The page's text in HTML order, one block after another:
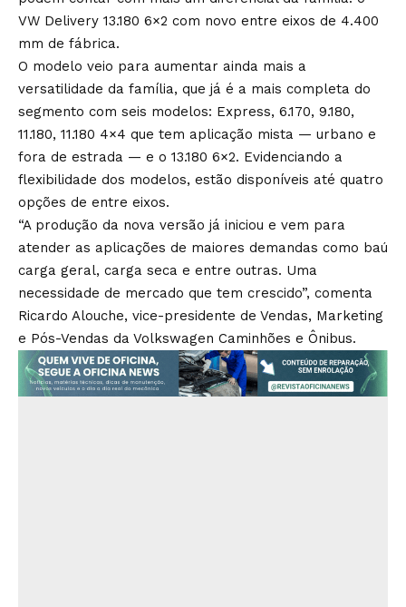
VW Delivery 13.180 6×2 com novo entre eixos de 4.400
mm de fábrica.
O modelo veio para aumentar ainda mais a
versatilidade da família, que já é a mais completa do
segmento com seis modelos: Express, 6.170, 9.180,
11.180, 11.180 4×4 que tem aplicação mista — urbano e
fora de estrada — e o 13.180 6×2. Evidenciando a
flexibilidade dos modelos, estão disponíveis até quatro
opções de entre eixos.
“A produção da nova versão já iniciou e vem para
atender as aplicações de maiores demandas como baú
carga geral, carga seca e entre outras. Uma
necessidade de mercado que tem crescido”, comenta
Ricardo Alouche, vice-presidente de Vendas, Marketing
e Pós-Vendas da Volkswagen Caminhões e Ônibus.